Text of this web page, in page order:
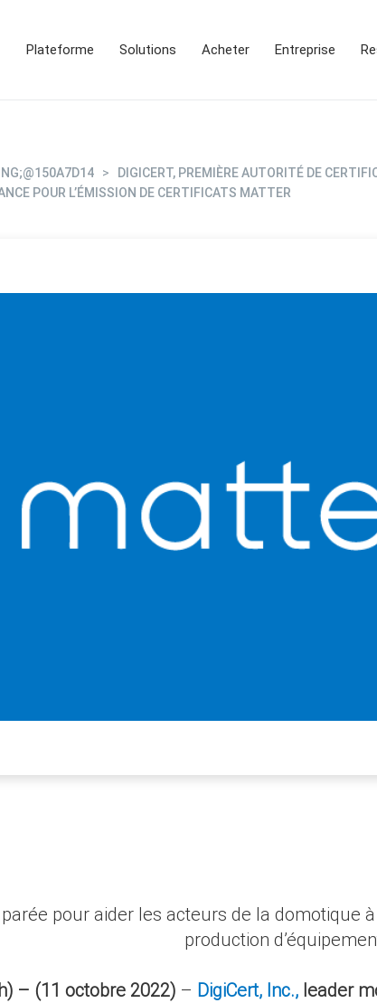
Plateforme Solutions Acheter Entreprise
> DIGICERT, PREMIÈRE AUTORITÉ DE
POUR L’ÉMISSION DE CERTIFICATS MATTER
parée pour aider les acteurs de la
production
– (11 octobre 2022) – DigiCert, Inc., leader